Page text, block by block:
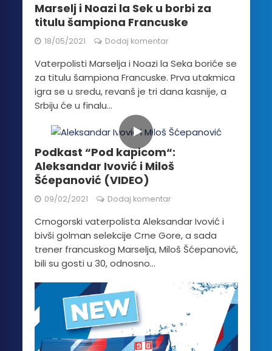
Marselj i Noazi la Sek u borbi za
titulu šampiona Francuske
18/05/2021 Dodaj komentar
Vaterpolisti Marselja i Noazi la Seka boriće se
za titulu šampiona Francuske. Prva utakmica
igra se u sredu, revanš je tri dana kasnije, a
Srbiju će u finalu...
Podkast “Pod kapicom“:
Aleksandar Ivović i Miloš
Šćepanović (VIDEO)
09/02/2021 Dodaj komentar
Crnogorski vaterpolista Aleksandar Ivović i
bivši golman selekcije Crne Gore, a sada
trener francuskog Marselja, Miloš Šćepanović,
bili su gosti u 30, odnosno...